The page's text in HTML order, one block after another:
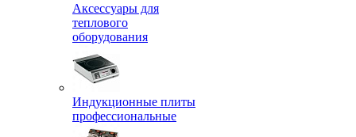
Аксессуары для
теплового
оборудования
Индукционные плиты
профессиональные